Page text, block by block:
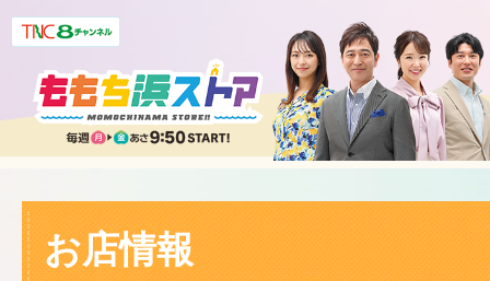
お店情報